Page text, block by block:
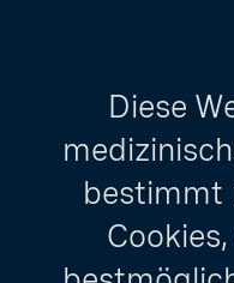
Diese
bestimmt